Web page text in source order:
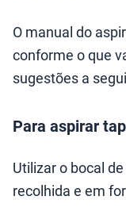
O manual do
conforme o que
sugestões a
Para aspirar
Utilizar o bocal
recolhida e em